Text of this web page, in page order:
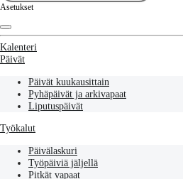
Asetukset
Kalenteri
Päivät
Päivät kuukausittain
Pyhäpäivät ja arkivapaat
Liputuspäivät
Työkalut
Päivälaskuri
Työpäiviä jäljellä
Pitkät vapaat